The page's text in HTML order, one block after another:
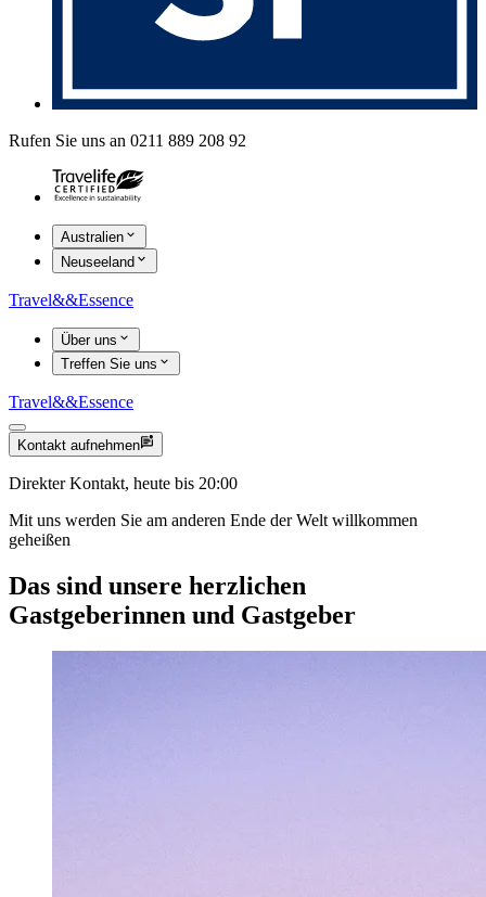
Rufen Sie uns an 0211 889 208 92
Australien
Neuseeland
Travel&&Essence
Über uns
Treffen Sie uns
Travel&&Essence
Kontakt aufnehmen
Direkter Kontakt, heute bis 20:00
Mit uns werden Sie am anderen Ende der Welt willkommen
geheißen
Das sind unsere herzlichen
Gastgeberinnen und Gastgeber